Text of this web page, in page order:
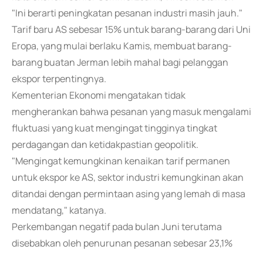
"Ini berarti peningkatan pesanan industri masih jauh."
Tarif baru AS sebesar 15% untuk barang-barang dari Uni
Eropa, yang mulai berlaku Kamis, membuat barang-
barang buatan Jerman lebih mahal bagi pelanggan
ekspor terpentingnya.
Kementerian Ekonomi mengatakan tidak
mengherankan bahwa pesanan yang masuk mengalami
fluktuasi yang kuat mengingat tingginya tingkat
perdagangan dan ketidakpastian geopolitik.
"Mengingat kemungkinan kenaikan tarif permanen
untuk ekspor ke AS, sektor industri kemungkinan akan
ditandai dengan permintaan asing yang lemah di masa
mendatang," katanya.
Perkembangan negatif pada bulan Juni terutama
disebabkan oleh penurunan pesanan sebesar 23,1%